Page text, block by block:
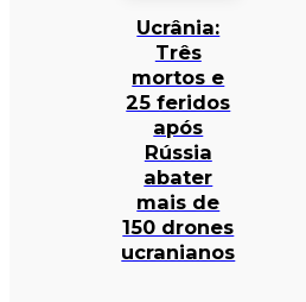
Ucrânia:
Três
mortos e
25 feridos
após
Rússia
abater
mais de
150 drones
ucranianos